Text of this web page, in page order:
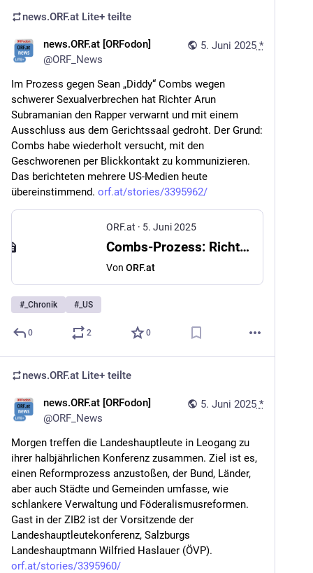
news.ORF.at Lite+ teilte
5. Juni 2025 *
news.ORF.at [ORFodon]
@ORF_News
Im Prozess gegen Sean „Diddy“ Combs wegen
schwerer Sexualverbrechen hat Richter Arun
Subramanian den Rapper verwarnt und mit einem
Ausschluss aus dem Gerichtssaal gedroht. Der Grund:
Combs habe wiederholt versucht, mit den
Geschworenen per Blickkontakt zu kommunizieren.
Das berichteten mehrere US-Medien heute
übereinstimmend. orf.at/stories/3395962/
ORF.at · 5. Juni 2025
Combs-Prozess: Richter droht Rapper mit Rausschmiss
Von ORF.at
# _Chronik # _US
0 2 0
news.ORF.at Lite+ teilte
5. Juni 2025 *
news.ORF.at [ORFodon]
@ORF_News
Morgen treffen die Landeshauptleute in Leogang zu
ihrer halbjährlichen Konferenz zusammen. Ziel ist es,
einen Reformprozess anzustoßen, der Bund, Länder,
aber auch Städte und Gemeinden umfasse, wie
schlankere Verwaltung und Föderalismusreformen.
Gast in der ZIB2 ist der Vorsitzende der
Landeshauptleutekonferenz, Salzburgs
Landeshauptmann Wilfried Haslauer (ÖVP).
orf.at/stories/3395960/